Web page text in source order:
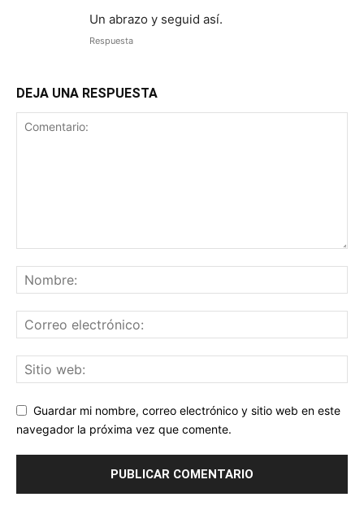
Un abrazo y seguid así.
Respuesta
DEJA UNA RESPUESTA
Guardar mi nombre, correo electrónico y sitio web en este
navegador la próxima vez que comente.